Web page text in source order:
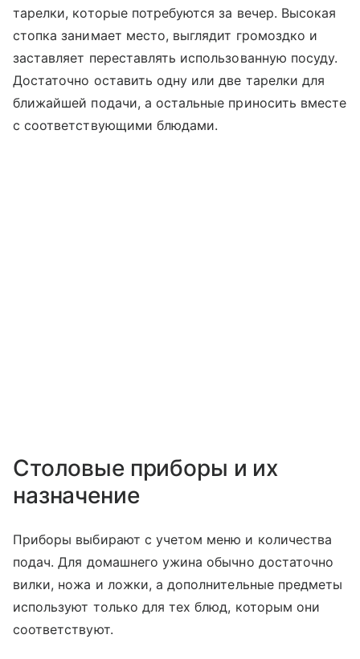
тарелки, которые потребуются за вечер. Высокая
стопка занимает место, выглядит громоздко и
заставляет переставлять использованную посуду.
Достаточно оставить одну или две тарелки для
ближайшей подачи, а остальные приносить вместе
с соответствующими блюдами.
Столовые приборы и их
назначение
Приборы выбирают с учетом меню и количества
подач. Для домашнего ужина обычно достаточно
вилки, ножа и ложки, а дополнительные предметы
используют только для тех блюд, которым они
соответствуют.